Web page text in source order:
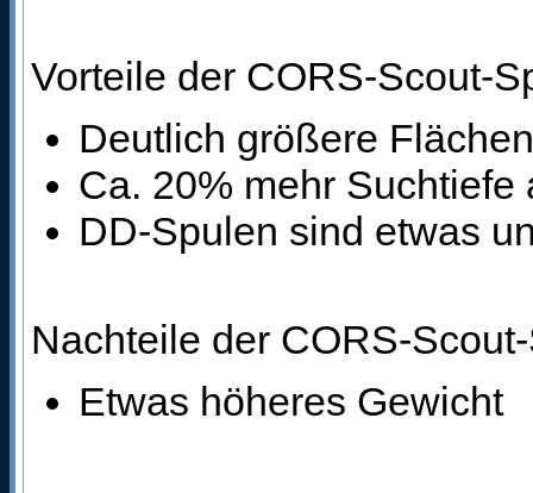
Vorteile der CORS-Scout-
Deutlich größere
Ca. 20% mehr
DD-Spulen sind etwas
Nachteile der CORS-
Etwas höheres Gewicht